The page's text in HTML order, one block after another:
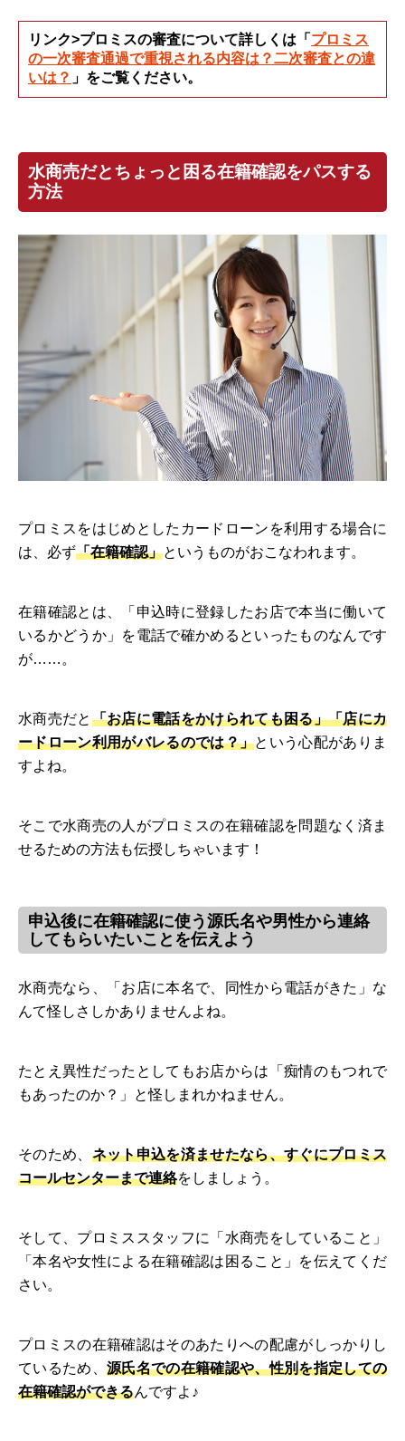
リンク>プロミスの審査について詳しくは「 プロミス
の一次審査通過で重視される内容は？二次審査との違
いは？ 」をご覧ください。
水商売だとちょっと困る在籍確認をパスする
方法
プロミスをはじめとしたカードローンを利用する場合に
は、必ず「在籍確認」というものがおこなわれます。
在籍確認とは、「申込時に登録したお店で本当に働いて
いるかどうか」を電話で確かめるといったものなんです
が……。
水商売だと 「お店に電話をかけられても困る」「店にカ
ードローン利用がバレるのでは？」という心配がありま
すよね。
そこで水商売の人がプロミスの在籍確認を問題なく済ま
せるための方法も伝授しちゃいます！
申込後に在籍確認に使う源氏名や男性から連絡
してもらいたいことを伝えよう
水商売なら、「お店に本名で、同性から電話がきた」な
んて怪しさしかありませんよね。
たとえ異性だったとしてもお店からは「痴情のもつれで
もあったのか？」と怪しまれかねません。
そのため、 ネット申込を済ませたなら、すぐにプロミス
コールセンターまで連絡をしましょう。
そして、プロミススタッフに「水商売をしていること」
「本名や女性による在籍確認は困ること」を伝えてくだ
さい。
プロミスの在籍確認はそのあたりへの配慮がしっかりし
ているため、 源氏名での在籍確認や、性別を指定しての
在籍確認ができるんですよ♪